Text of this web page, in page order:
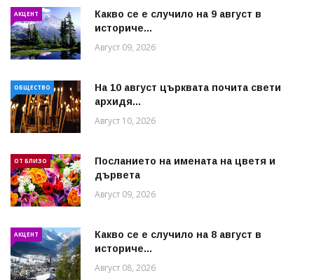
АКЦЕНТ
Какво се е случило на 9 август в
историче...
Август 09, 2026
ОБЩЕСТВО
На 10 август църквата почита свети
архидя...
Август 10, 2026
ОТ БЛИЗО
Посланието на имената на цветя и
дървета
Август 09, 2026
АКЦЕНТ
Какво се е случило на 8 август в
историче...
Август 08, 2026